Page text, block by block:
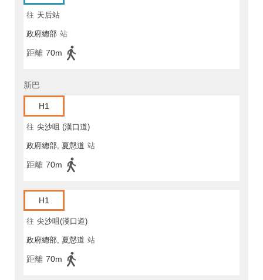
往 天后站
政府總部 站
距離 70m
新巴
H1
往 尖沙咀 (漢口道)
政府總部, 夏慤道 站
距離 70m
H1
往 尖沙咀(漢口道)
政府總部, 夏慤道 站
距離 70m